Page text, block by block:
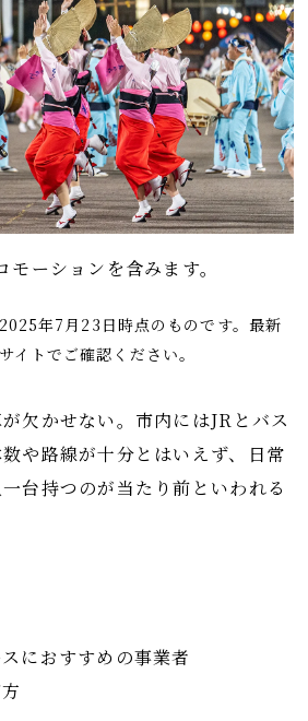
モーションを含みます。
年7月23日時点のものです。最新
イトでご確認ください。
欠かせない。市内にはJRとバス
や路線が十分とはいえず、日常
台持つのが当たり前といわれる
におすすめの事業者